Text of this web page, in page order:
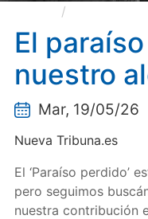
El
nuestro
Mar, 19/05/26
Nueva Tribuna.es
El ‘Paraíso perdido’
pero seguimos
nuestra contribución